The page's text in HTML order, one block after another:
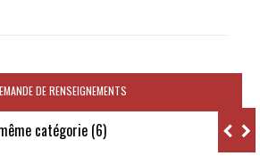
DE RENSEIGNEMENTS
catégorie (6)